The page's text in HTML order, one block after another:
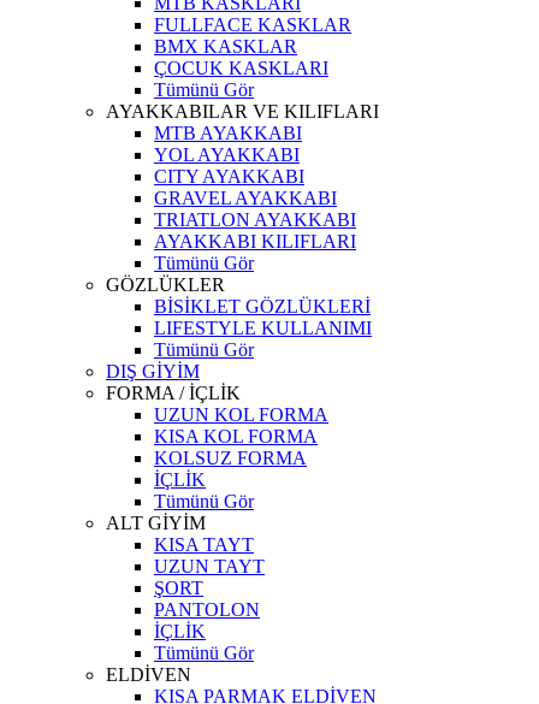
FULLFACE KASKLAR
BMX KASKLAR
ÇOCUK KASKLARI
Tümünü Gör
AYAKKABILAR VE KILIFLARI
MTB AYAKKABI
YOL AYAKKABI
CITY AYAKKABI
GRAVEL AYAKKABI
TRIATLON AYAKKABI
AYAKKABI KILIFLARI
Tümünü Gör
GÖZLÜKLER
BİSİKLET GÖZLÜKLERİ
LIFESTYLE KULLANIMI
Tümünü Gör
DIŞ GİYİM
FORMA / İÇLİK
UZUN KOL FORMA
KISA KOL FORMA
KOLSUZ FORMA
İÇLİK
Tümünü Gör
ALT GİYİM
KISA TAYT
UZUN TAYT
ŞORT
PANTOLON
İÇLİK
Tümünü Gör
ELDİVEN
KISA PARMAK ELDİVEN